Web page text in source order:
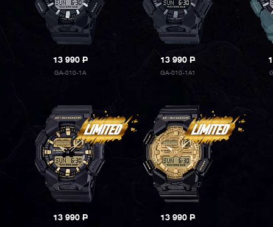
13 990P
GA-010-1A
13 990P
GA-010-1A1
13 990P 13 990P